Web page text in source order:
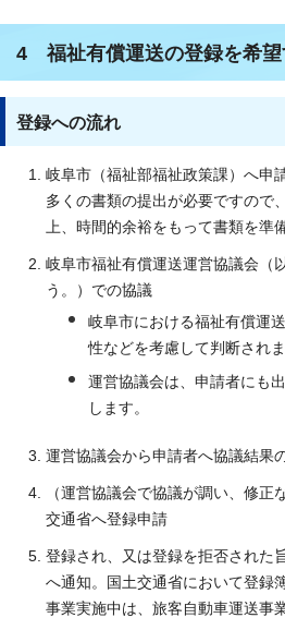
4 福祉有償運送の登録を希望
登録への流れ
岐阜市（福祉部福祉政策課）へ申
多くの書類の提出が必要ですので
上、時間的余裕をもって書類を準
岐阜市福祉有償運送運営協議会（
う。）での協議
岐阜市における福祉有償運
性などを考慮して判断されま
運営協議会は、申請者にも
します。
運営協議会から申請者へ協議結果
（運営協議会で協議が調い、修正
交通省へ登録申請
登録され、又は登録を拒否された
へ通知。国土交通省において登録
事業実施中は、旅客自動車運送事